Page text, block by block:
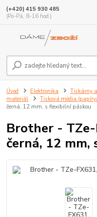
(+420) 415 930 485
(Po-Pá, 8-16 hod.)
Úvod Elektronika Tiskárny
materiál
Tisková média
černá, 12 mm, s flexibilní páskou
Brother -
černá, 12